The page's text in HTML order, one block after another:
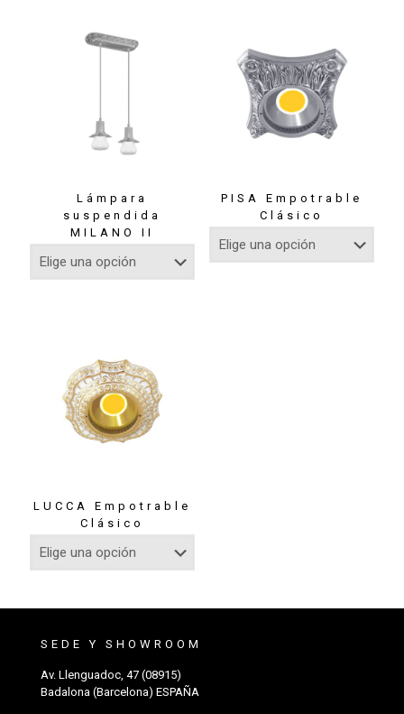
Lámpara
suspendida
MILANO II
PISA Empotrable
Clásico
LUCCA Empotrable
Clásico
SEDE Y SHOWROOM
Av. Llenguadoc, 47 (08915)
Badalona (Barcelona) ESPAÑA